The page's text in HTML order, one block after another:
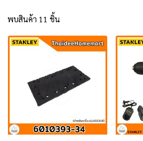
พบสินค้า 11 ชิ้น